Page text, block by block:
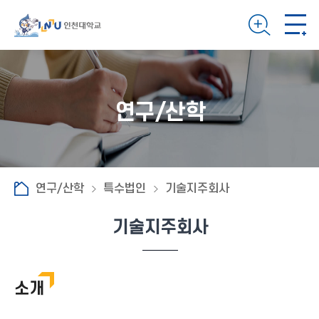
연구/산학
연구/산학 특수법인 기술지주회사
기술지주회사
소개